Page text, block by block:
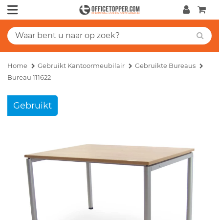
Home Gebruikt Kantoormeubilair
Gebruikte Bureaus
Bureau 111622
Gebruikt